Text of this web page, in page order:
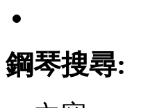
鋼琴搜尋: